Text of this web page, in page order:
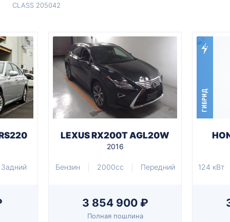
CLASS 205042
Задний
LEXUS RX200T AGL20W
2016
Бензин 2000cc Передний
3 854 900 ₽
Полная пошлина
ГИБРИД
124 кВт